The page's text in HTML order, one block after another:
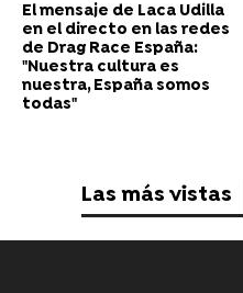
El mensaje de Laca Udilla
en el directo en las redes
de Drag Race España:
"Nuestra cultura es
nuestra, España somos
todas"
Las más vistas